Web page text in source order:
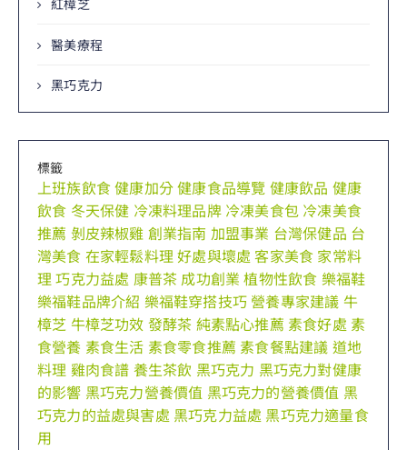
紅樟芝
醫美療程
黑巧克力
標籤
上班族飲食健康加分健康食品導覽 健康飲品 健康
飲食 冬天保健 冷凍料理品牌 冷凍美食包 冷凍美食
推薦 剝皮辣椒雞 創業指南 加盟事業 台灣保健品 台
灣美食 在家輕鬆料理好處與壞處 客家美食 家常料
理巧克力益處 康普茶 成功創業 植物性飲食 樂福鞋
樂福鞋品牌介紹 樂福鞋穿搭技巧 營養專家建議 牛
樟芝 牛樟芝功效 發酵茶 純素點心推薦 素食好處 素
食營養 素食生活 素食零食推薦 素食餐點建議 道地
料理 雞肉食譜 養生茶飲 黑巧克力 黑巧克力對健康
的影響 黑巧克力營養價值 黑巧克力的營養價值 黑
巧克力的益處與害處 黑巧克力益處 黑巧克力適量食
用